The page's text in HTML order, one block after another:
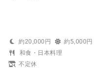
約20,000円
約5,000円
和食・日本料理
不定休